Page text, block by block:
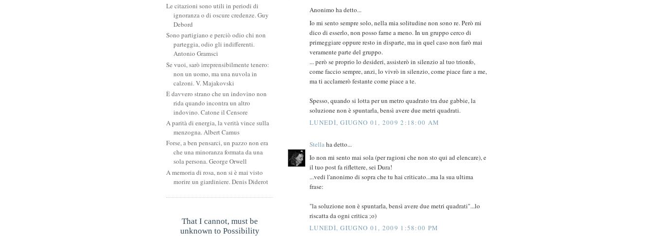
Anonimo ha detto...
Io mi sento sempre solo, nella mia solitudine non sono re. Però mi
dico di esserlo, non posso farne a meno. In un gruppo cerco di
primeggiare oppure resto in disparte, ma in quel caso non farò mai
veramente parte del gruppo.
... però se proprio lo desideri, assisterò in silenzio al tuo trionfo,
come faccio sempre, anzi, lo vivrò in silenzio, come piace fare a me,
ma ti acclamerò festante come piace a te.
Spesso, quando si lotta per un metro quadrato tra due gabbie, la
soluzione non è spuntarla, bensì avere due metri quadrati.
LUNEDÌ, GIUGNO 01, 2009 2:18:00 AM
Stellaha detto...
Io non mi sento mai sola (per ragioni che non sto qui ad elencare), e
il tuo post fa riflettere, sei Dura!
...vedi l'anonimo di sopra che tu hai criticato...ma la sua ultima
frase:
"la soluzione non è spuntarla, bensì avere due metri quadrati"...lo
riscatta da ogni critica ;o)
LUNEDÌ, GIUGNO 01, 2009 1:58:00 PM
Le citazioni sono utili in periodi di
ignoranza o di oscure credenze. Guy
Debord
Sono partigiano e perciò odio chi non
parteggia, odio gli indifferenti.
Antonio Gramsci
Se vuoi, sarò irreprensibilmente tenero:
non un uomo, ma una nuvola in
calzoni. V. Majakovski
È davvero strano che un indovino non
rida quando incontra un altro
indovino. Catone il Censore
A parità di energia, la verità vince sulla
menzogna. Albert Camus
Forse, a ben pensarci, un pazzo non era
che una minoranza formata da una
sola persona. George Orwell
A memoria di rosa, non si è mai visto
morire un giardiniere. Denis Diderot
That I cannot, must be
unknown to Possibility